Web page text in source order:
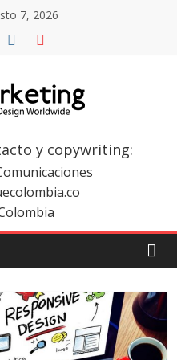
7, 2026
y copywriting: